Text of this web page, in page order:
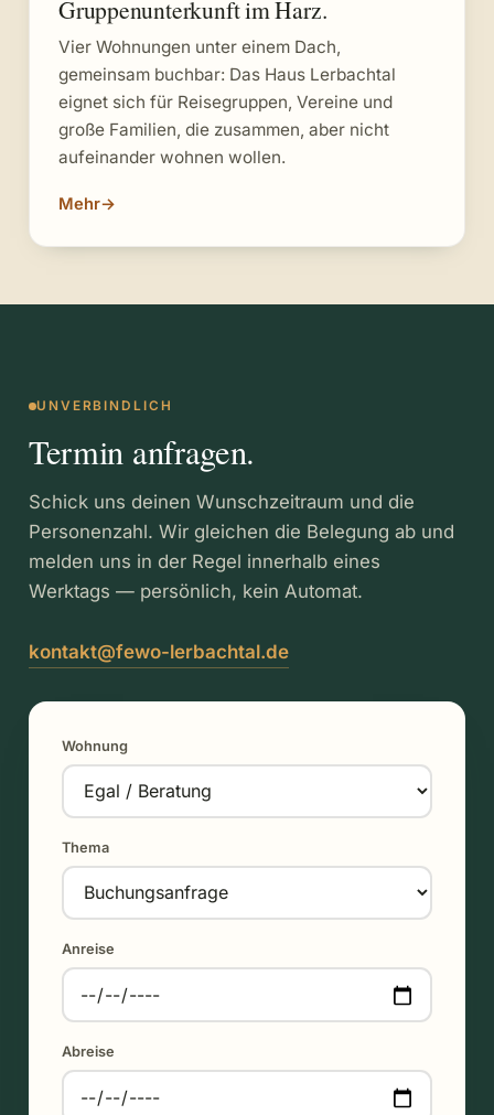
Gruppenunterkunft im Harz.
Vier Wohnungen unter einem Dach,
gemeinsam buchbar: Das Haus Lerbachtal
eignet sich für Reisegruppen, Vereine und
große Familien, die zusammen, aber nicht
aufeinander wohnen wollen.
Mehr→
UNVERBINDLICH
Termin anfragen.
Schick uns deinen Wunschzeitraum und die
Personenzahl. Wir gleichen die Belegung ab und
melden uns in der Regel innerhalb eines
Werktags — persönlich, kein Automat.
kontakt@fewo-lerbachtal.de
Wohnung
Thema
Anreise
Abreise